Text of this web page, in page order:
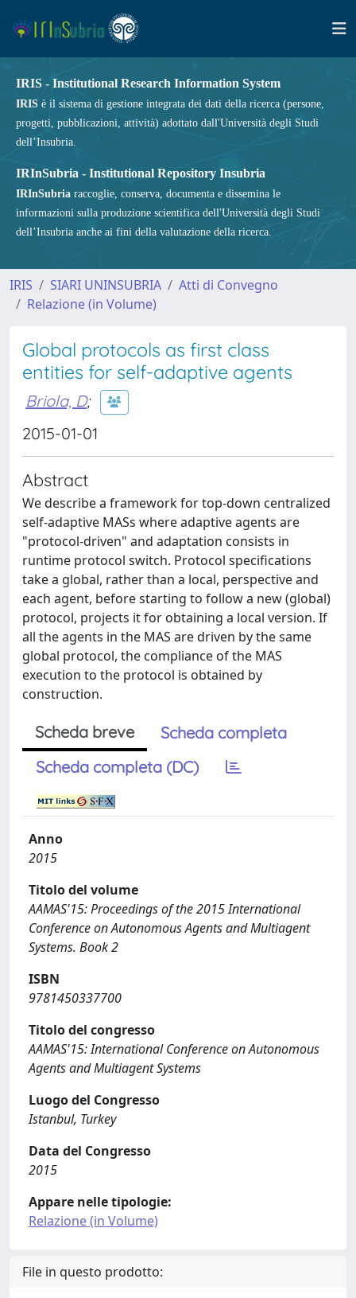
IRIS - Institutional Research Information System
IRIS è il sistema di gestione integrata dei dati della ricerca (persone,
progetti, pubblicazioni, attività) adottato dall'Università degli Studi
dell’Insubria.
IRInSubria - Institutional Repository Insubria
IRInSubria raccoglie, conserva, documenta e dissemina le
informazioni sulla produzione scientifica dell'Università degli Studi
dell’Insubria anche ai fini della valutazione della ricerca.
IRIS SIARI UNINSUBRIA
Atti di Convegno
Relazione (in Volume)
Global protocols as first class
entities for self-adaptive agents
Briola, D;
2015-01-01
Abstract
We describe a framework for top-down centralized
self-adaptive MASs where adaptive agents are
"protocol-driven" and adaptation consists in
runtime protocol switch. Protocol specifications
take a global, rather than a local, perspective and
each agent, before starting to follow a new (global)
protocol, projects it for obtaining a local version. If
all the agents in the MAS are driven by the same
global protocol, the compliance of the MAS
execution to the protocol is obtained by
construction.
Scheda breve
Scheda completa
Scheda completa (DC)
Anno
2015
Titolo del volume
AAMAS'15: Proceedings of the 2015 International
Conference on Autonomous Agents and Multiagent
Systems. Book 2
ISBN
9781450337700
Titolo del congresso
AAMAS'15: International Conference on Autonomous
Agents and Multiagent Systems
Luogo del Congresso
Istanbul, Turkey
Data del Congresso
2015
Appare nelle tipologie:
Relazione (in Volume)
File in questo prodotto: